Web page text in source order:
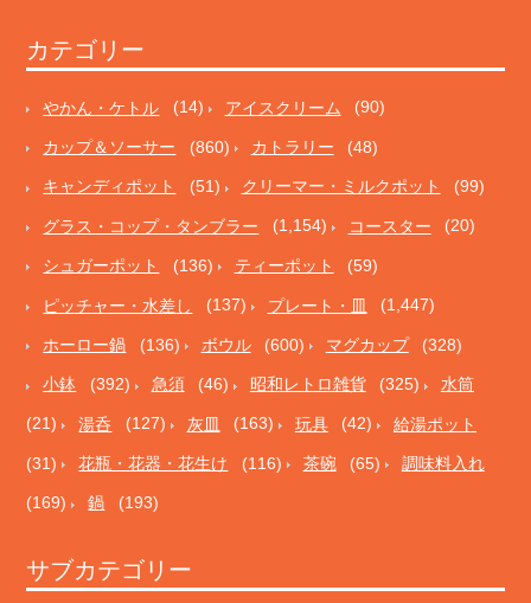
カテゴリー
やかん・ケトル (14) アイスクリーム (90)
カップ＆ソーサー (860) カトラリー (48)
キャンディポット (51) クリーマー・ミルクポット (99)
グラス・コップ・タンブラー (1,154) コースター (20)
シュガーポット (136) ティーポット (59)
ピッチャー・水差し (137) プレート・皿 (1,447)
ホーロー鍋 (136) ボウル (600) マグカップ (328)
小鉢 (392) 急須 (46) 昭和レトロ雑貨 (325) 水筒
(21) 湯呑 (127) 灰皿 (163) 玩具 (42) 給湯ポット
(31) 花瓶・花器・花生け (116) 茶碗 (65) 調味料入れ
(169) 鍋 (193)
サブカテゴリー